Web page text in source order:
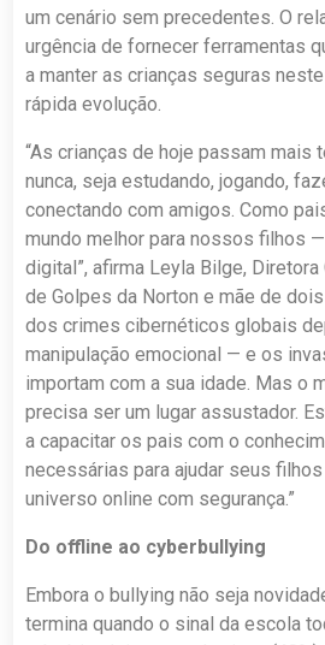
um cenário sem precedentes. O
urgência de fornecer ferramentas
a manter as crianças seguras
rápida evolução.
“As crianças de hoje passam mais
nunca, seja estudando, jogando,
conectando com amigos. Como
mundo melhor para nossos filhos
digital”, afirma Leyla Bilge,
de Golpes da Norton e mãe de
dos crimes cibernéticos globais
manipulação emocional — e os
importam com a sua idade. Mas o
precisa ser um lugar assustador.
a capacitar os pais com o
necessárias para ajudar seus
universo online com segurança.”
Do offline ao cyberbullying
Embora o bullying não seja
termina quando o sinal da escola